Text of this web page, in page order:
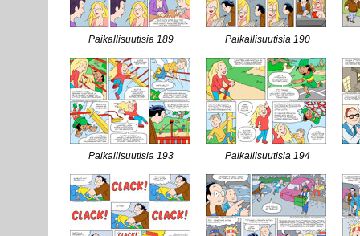
Paikallisuutisia 189 Paikallisuutisia 190
Paikallisuutisia 193 Paikallisuutisia 194